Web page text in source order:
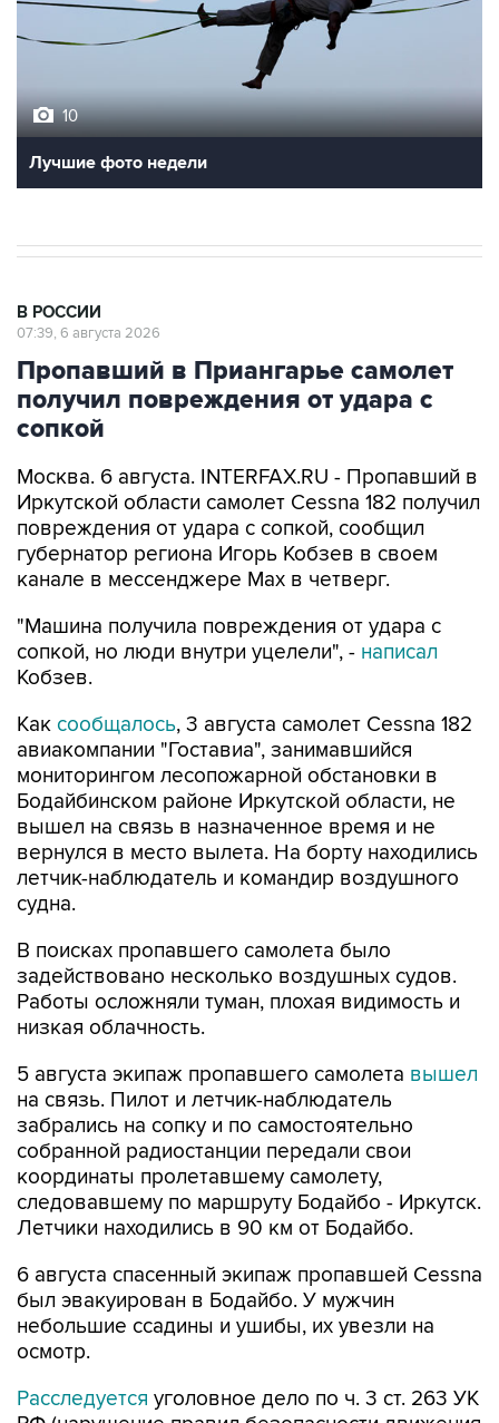
10
Лучшие фото недели
В РОССИИ
07:39, 6 августа 2026
Пропавший в Приангарье самолет
получил повреждения от удара с
сопкой
Москва. 6 августа. INTERFAX.RU - Пропавший в
Иркутской области самолет Cessna 182 получил
повреждения от удара с сопкой, сообщил
губернатор региона Игорь Кобзев в своем
канале в мессенджере Мах в четверг.
"Машина получила повреждения от удара с
сопкой, но люди внутри уцелели", - написал
Кобзев.
Как сообщалось, 3 августа самолет Cessna 182
авиакомпании "Гоставиа", занимавшийся
мониторингом лесопожарной обстановки в
Бодайбинском районе Иркутской области, не
вышел на связь в назначенное время и не
вернулся в место вылета. На борту находились
летчик-наблюдатель и командир воздушного
судна.
В поисках пропавшего самолета было
задействовано несколько воздушных судов.
Работы осложняли туман, плохая видимость и
низкая облачность.
5 августа экипаж пропавшего самолета вышел
на связь. Пилот и летчик-наблюдатель
забрались на сопку и по самостоятельно
собранной радиостанции передали свои
координаты пролетавшему самолету,
следовавшему по маршруту Бодайбо - Иркутск.
Летчики находились в 90 км от Бодайбо.
6 августа спасенный экипаж пропавшей Cessna
был эвакуирован в Бодайбо. У мужчин
небольшие ссадины и ушибы, их увезли на
осмотр.
Расследуется уголовное дело по ч. 3 ст. 263 УК